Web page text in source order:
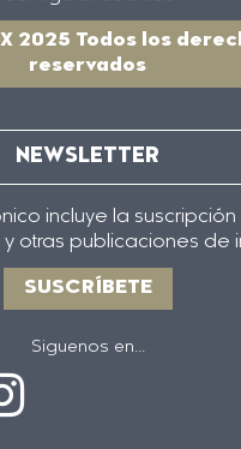
2025 Todos los
reservados
NEWSLETTER
incluye la suscripción
y otras publicaciones de
SUSCRÍBETE
Siguenos en...
Icono